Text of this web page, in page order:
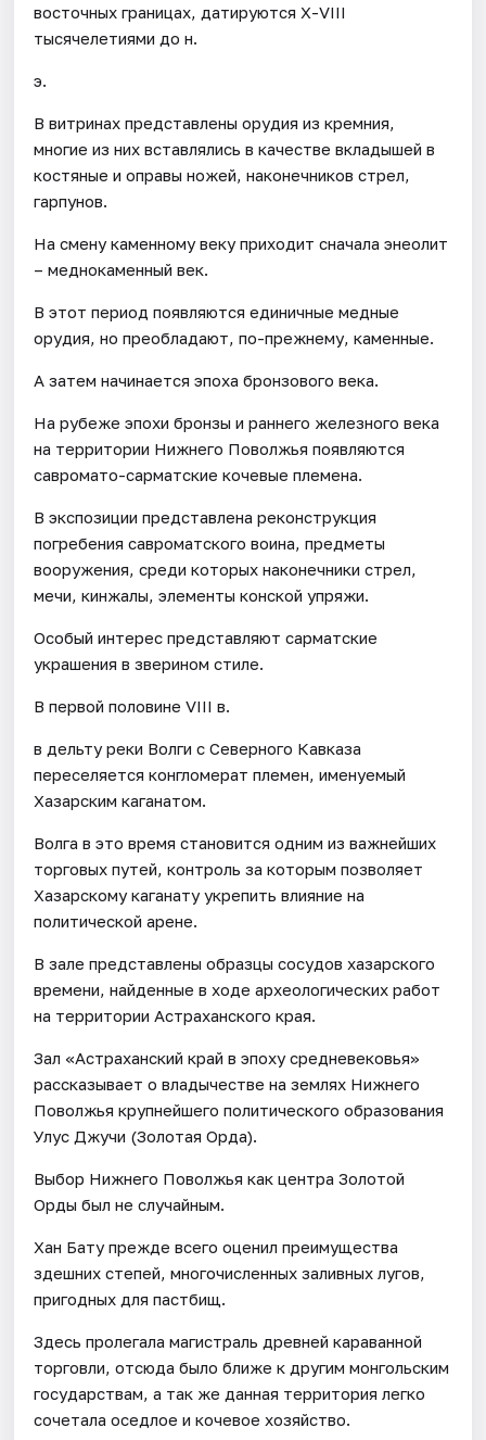
восточных границах, датируются Х-VIII
тысячелетиями до н.
э.
В витринах представлены орудия из кремния,
многие из них вставлялись в качестве вкладышей в
костяные и оправы ножей, наконечников стрел,
гарпунов.
На смену каменному веку приходит сначала энеолит
– меднокаменный век.
В этот период появляются единичные медные
орудия, но преобладают, по-прежнему, каменные.
А затем начинается эпоха бронзового века.
На рубеже эпохи бронзы и раннего железного века
на территории Нижнего Поволжья появляются
савромато-сарматские кочевые племена.
В экспозиции представлена реконструкция
погребения савроматского воина, предметы
вооружения, среди которых наконечники стрел,
мечи, кинжалы, элементы конской упряжи.
Особый интерес представляют сарматские
украшения в зверином стиле.
В первой половине VIII в.
в дельту реки Волги с Северного Кавказа
переселяется конгломерат племен, именуемый
Хазарским каганатом.
Волга в это время становится одним из важнейших
торговых путей, контроль за которым позволяет
Хазарскому каганату укрепить влияние на
политической арене.
В зале представлены образцы сосудов хазарского
времени, найденные в ходе археологических работ
на территории Астраханского края.
Зал «Астраханский край в эпоху средневековья»
рассказывает о владычестве на землях Нижнего
Поволжья крупнейшего политического образования
Улус Джучи (Золотая Орда).
Выбор Нижнего Поволжья как центра Золотой
Орды был не случайным.
Хан Бату прежде всего оценил преимущества
здешних степей, многочисленных заливных лугов,
пригодных для пастбищ.
Здесь пролегала магистраль древней караванной
торговли, отсюда было ближе к другим монгольским
государствам, а так же данная территория легко
сочетала оседлое и кочевое хозяйство.